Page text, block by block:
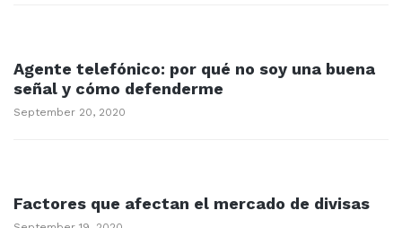
Agente telefónico: por qué no soy una buena
señal y cómo defenderme
September 20, 2020
Factores que afectan el mercado de divisas